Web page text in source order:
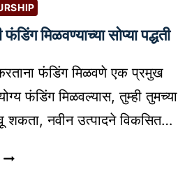
मिळवण्याच्या सोप्या पद्धती
फंडिंग मिळवणे एक प्रमुख
फंडिंग मिळवल्यास, तुम्ही तुमच्या
शकता, नवीन उत्पादने विकसित…
स्टा